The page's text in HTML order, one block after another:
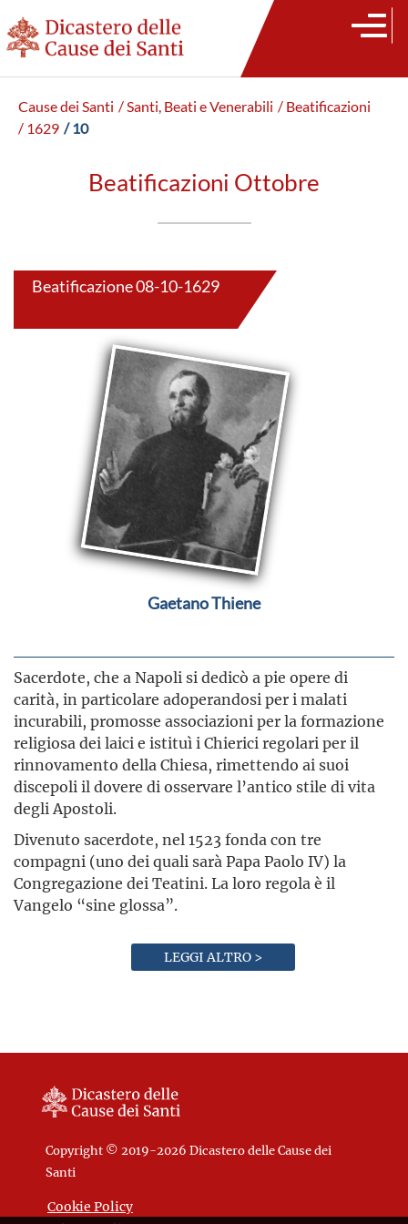
Cause dei Santi / Santi, Beati e Venerabili / Beatificazioni
/ 1629 / 10
Beatificazioni Ottobre
Beatificazione 08-10-1629
Gaetano Thiene
Sacerdote, che a Napoli si dedicò a pie opere di
carità, in particolare adoperandosi per i malati
incurabili, promosse associazioni per la formazione
religiosa dei laici e istituì i Chierici regolari per il
rinnovamento della Chiesa, rimettendo ai suoi
discepoli il dovere di osservare l’antico stile di vita
degli Apostoli.
Divenuto sacerdote, nel 1523 fonda con tre
compagni (uno dei quali sarà Papa Paolo IV) la
Congregazione dei Teatini. La loro regola è il
Vangelo “sine glossa”.
LEGGI ALTRO >
Copyright © 2019-2026 Dicastero delle Cause dei
Santi
Cookie Policy